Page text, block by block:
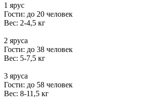
1 ярус
Гости: до 20 человек
Вес: 2-4,5 кг
2 яруса
Гости: до 38 человек
Вес: 5-7,5 кг
3 яруса
Гости: до 58 человек
Вес: 8-11,5 кг